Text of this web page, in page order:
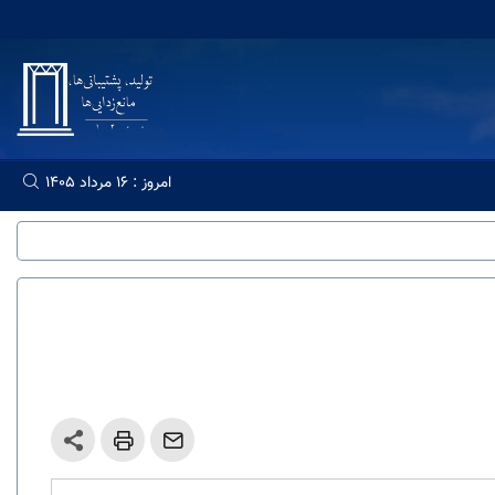
امروز : 16 مرداد 1405